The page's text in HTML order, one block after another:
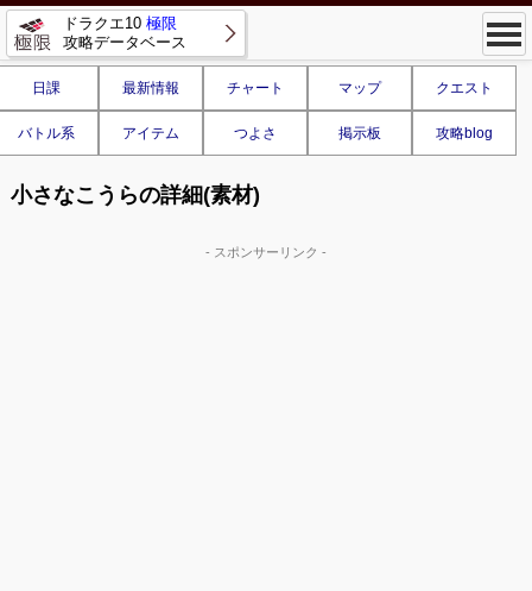
ドラクエ10 極限
攻略データベース
日課 最新情報 チャート マップ クエスト
バトル系 アイテム つよさ 掲示板 攻略blog
小さなこうらの詳細(素材)
- スポンサーリンク -